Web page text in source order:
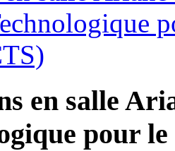
en salle
pour